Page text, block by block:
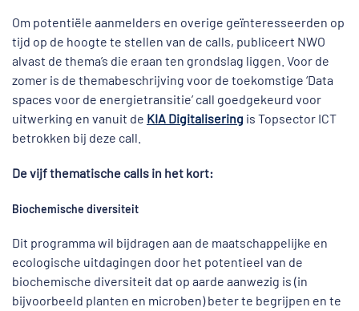
Om potentiële aanmelders en overige geïnteresseerden op
tijd op de hoogte te stellen van de calls, publiceert NWO
alvast de thema’s die eraan ten grondslag liggen. Voor de
zomer is de themabeschrijving voor de toekomstige ‘Data
spaces voor de energietransitie’ call goedgekeurd voor
uitwerking en vanuit de KIA Digitalisering is Topsector ICT
betrokken bij deze call.
De vijf thematische calls in het kort:
Biochemische diversiteit
Dit programma wil bijdragen aan de maatschappelijke en
ecologische uitdagingen door het potentieel van de
biochemische diversiteit dat op aarde aanwezig is (in
bijvoorbeeld planten en microben) beter te begrijpen en te